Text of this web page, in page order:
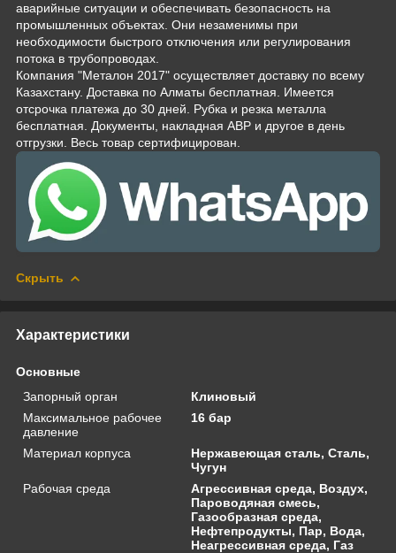
аварийные ситуации и обеспечивать безопасность на
промышленных объектах. Они незаменимы при
необходимости быстрого отключения или регулирования
потока в трубопроводах.
Компания "Металон 2017" осуществляет доставку по всему
Казахстану. Доставка по Алматы бесплатная. Имеется
отсрочка платежа до 30 дней. Рубка и резка металла
бесплатная. Документы, накладная АВР и другое в день
отгрузки. Весь товар сертифицирован.
Скрыть
Характеристики
Основные
Запорный орган
Клиновый
Максимальное рабочее
давление
16 бар
Материал корпуса
Нержавеющая сталь, Сталь,
Чугун
Рабочая среда
Агрессивная среда, Воздух,
Пароводяная смесь,
Газообразная среда,
Нефтепродукты, Пар, Вода,
Неагрессивная среда, Газ